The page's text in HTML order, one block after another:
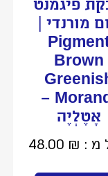
פיגמנט
מורנדי |
Brown
Morandi –
אָטֶלְיֶה
מ : 48.00₪